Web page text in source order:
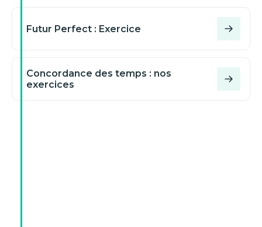
Futur Perfect : Exercice
Concordance des temps : nos
exercices